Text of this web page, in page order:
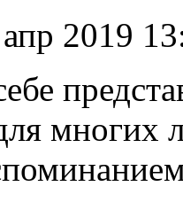
2019
многих